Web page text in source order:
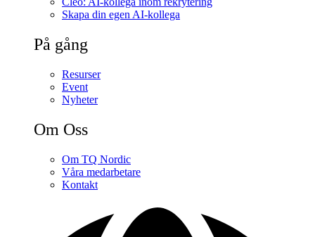
Skapa din egen AI-kollega
På gång
Resurser
Event
Nyheter
Om Oss
Om TQ Nordic
Våra medarbetare
Kontakt